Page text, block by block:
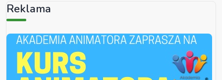
Reklama